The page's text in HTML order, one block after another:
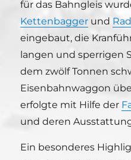
für das Bahngleis
Kettenbagger und
eingebaut, die
langen und sperrigen
dem zwölf Tonnen
Eisenbahnwaggon
erfolgte mit Hilfe der
und deren
Ein besonderes